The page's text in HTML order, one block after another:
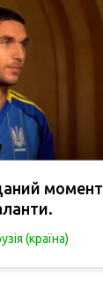
момент
(країна)